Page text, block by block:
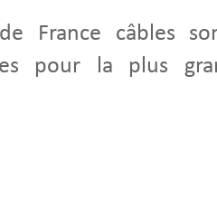
France câbles
pour la plus